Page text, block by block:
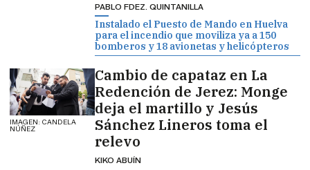
PABLO FDEZ. QUINTANILLA
Instalado el Puesto de Mando en Huelva
para el incendio que moviliza ya a 150
bomberos y 18 avionetas y helicópteros
IMAGEN: CANDELA
NÚÑEZ
Cambio de capataz en La
Redención de Jerez: Monge
deja el martillo y Jesús
Sánchez Lineros toma el
relevo
KIKO ABUÍN